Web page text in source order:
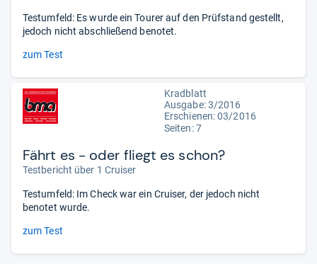
Testumfeld: Es wurde ein Tourer auf den Prüfstand gestellt,
jedoch nicht abschließend benotet.
zum Test
Kradblatt
Ausgabe: 3/2016
Erschienen: 03/2016
Seiten: 7
Fährt es - oder fliegt es schon?
Testbericht über 1 Cruiser
Testumfeld: Im Check war ein Cruiser, der jedoch nicht
benotet wurde.
zum Test